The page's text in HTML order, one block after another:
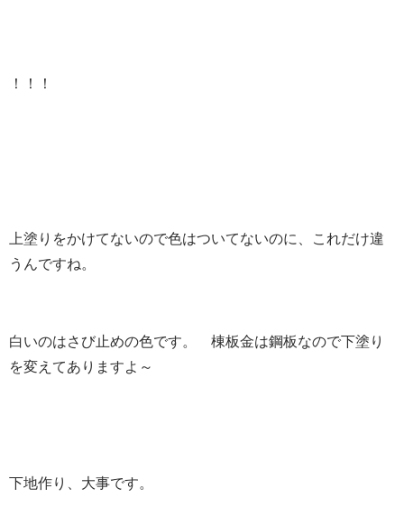
！！！
上塗りをかけてないので色はついてないのに、これだけ違
うんですね。
白いのはさび止めの色です。 棟板金は鋼板なので下塗り
を変えてありますよ～
下地作り、大事です。